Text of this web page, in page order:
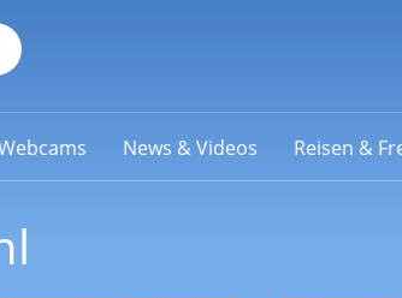
News & Videos Reisen &